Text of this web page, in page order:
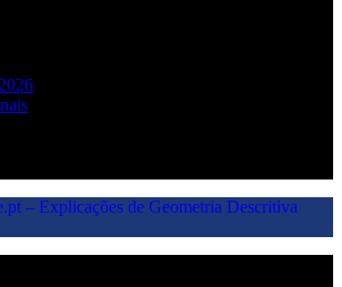
– Explicações de Geometria Descritiva